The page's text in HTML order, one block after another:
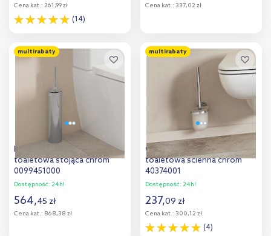
Cena kat.: 261,99 zł
(14)
Dodaj do
porównania
Cena kat.: 337,02 zł
Dodaj do
porównania
multirabaty
Duravit Starck T szczotka
toaletowa stojąca chrom
0099451000
Dostępność: 24h!
564,45 zł
Cena kat.: 868,38 zł
multirabaty
Grohe Essentials szczotka
toaletowa ścienna chrom
40374001
Dostępność: 24h!
237,09 zł
Cena kat.: 300,12 zł
(4)